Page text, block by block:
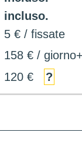
incluso.
5 € / fissate
158 € /
120 € ?